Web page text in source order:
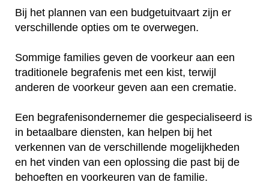
Bij het plannen van een budgetuitvaart zijn er
verschillende opties om te overwegen.
Sommige families geven de voorkeur aan een
traditionele begrafenis met een kist, terwijl
anderen de voorkeur geven aan een crematie.
Een begrafenisondernemer die gespecialiseerd is
in betaalbare diensten, kan helpen bij het
verkennen van de verschillende mogelijkheden
en het vinden van een oplossing die past bij de
behoeften en voorkeuren van de familie.